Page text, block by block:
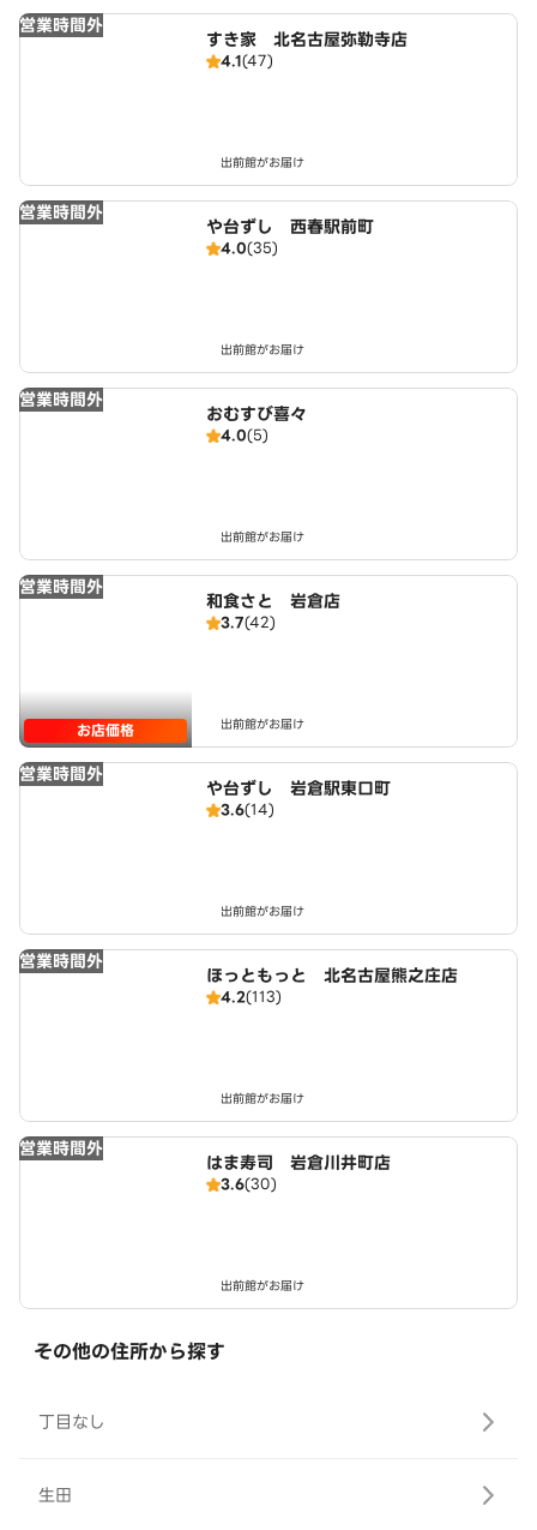
営業時間外
すき家 北名古屋弥勒寺店
4.1(47)
出前館がお届け
営業時間外
や台ずし 西春駅前町
4.0(35)
出前館がお届け
営業時間外
おむすび喜々
4.0(5)
出前館がお届け
営業時間外
お店価格
和食さと 岩倉店
3.7(42)
出前館がお届け
営業時間外
や台ずし 岩倉駅東口町
3.6(14)
出前館がお届け
営業時間外
ほっともっと 北名古屋熊之庄店
4.2(113)
出前館がお届け
営業時間外
はま寿司 岩倉川井町店
3.6(30)
出前館がお届け
その他の住所から探す
丁目なし
生田